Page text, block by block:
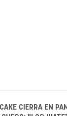
CIERRA EN